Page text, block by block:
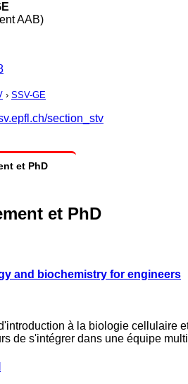
AAB)
› SSV-GE
section_stv
et PhD
et PhD
and biochemistry for engineers
à la biologie cellulaire
de s'intégrer dans une équipe